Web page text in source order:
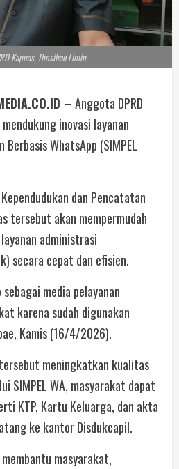
Kapuas, Thosibae Limin
– Anggota DPRD
inovasi layanan
WhatsApp (SIMPEL
dan Pencatatan
tersebut akan mempermudah
administrasi
secara cepat dan efisien.
media pelayanan
karena sudah digunakan
Kamis (16/4/2026).
meningkatkan kualitas
SIMPEL WA, masyarakat dapat
KTP, Kartu Keluarga, dan akta
ke kantor Disdukcapil.
masyarakat,